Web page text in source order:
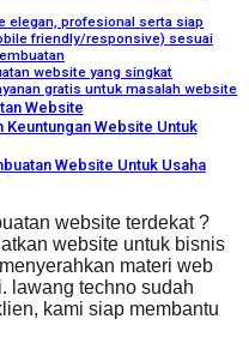
elegan, profesional serta siap
friendly/responsive) sesuai
website yang singkat
gratis untuk masalah website
Website
Keuntungan Website Untuk
Website Untuk Usaha
website terdekat ?
website untuk bisnis
materi web
lawang techno sudah
kami siap membantu